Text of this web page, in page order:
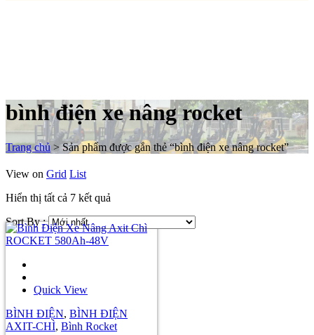
bình điện xe nâng rocket
Trang chủ >Sản phẩm được gắn thẻ “bình điện xe nâng rocket”
View on Grid List
Hiển thị tất cả 7 kết quả
Sort By :
Quick View
BÌNH ĐIỆN, BÌNH ĐIỆN
AXIT-CHÌ, Bình Rocket